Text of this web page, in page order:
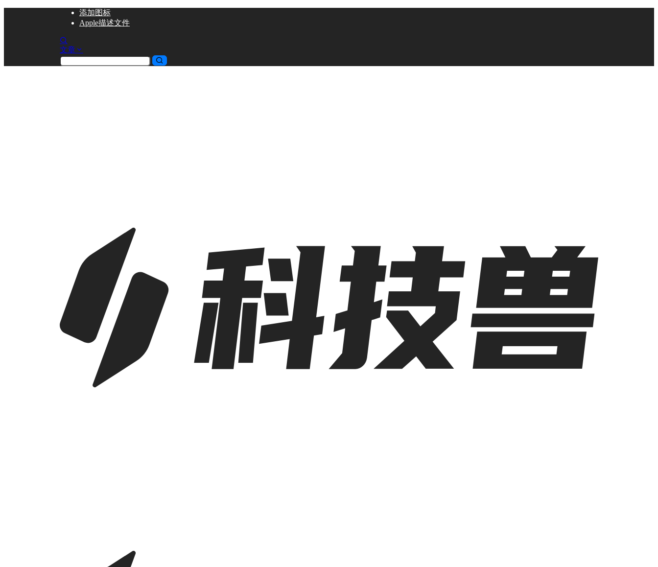
添加图标
Apple描述文件
文章